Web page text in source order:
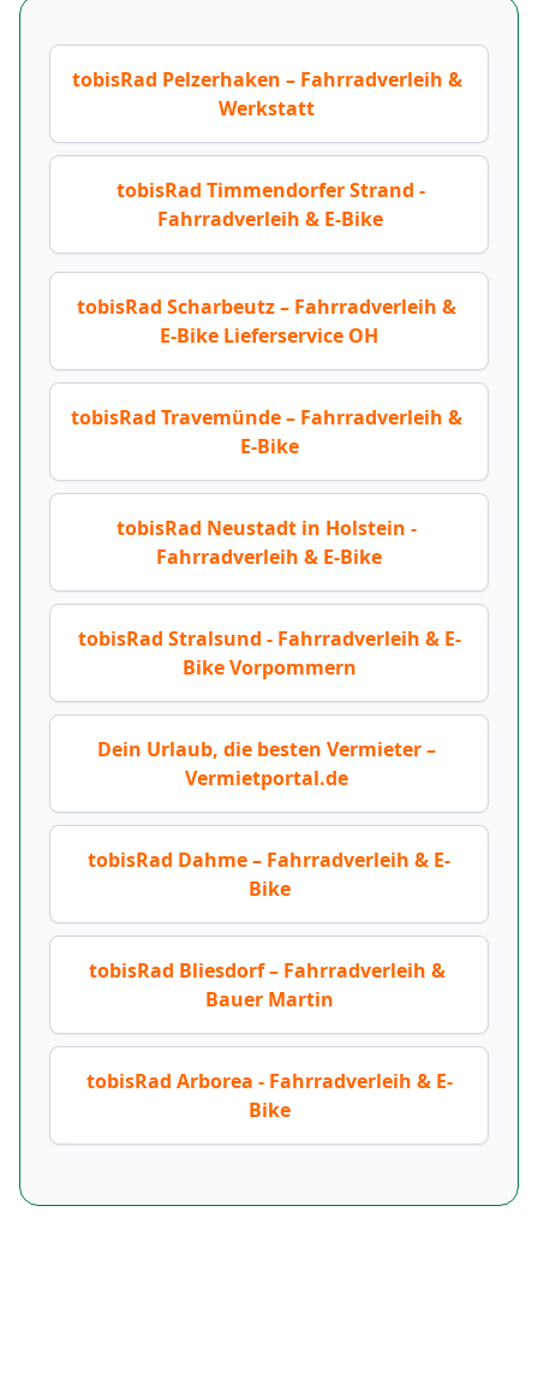
tobisRad Pelzerhaken – Fahrradverleih &
Werkstatt
tobisRad Timmendorfer Strand -
Fahrradverleih & E-Bike
tobisRad Scharbeutz – Fahrradverleih &
E-Bike Lieferservice OH
tobisRad Travemünde – Fahrradverleih &
E-Bike
tobisRad Neustadt in Holstein -
Fahrradverleih & E-Bike
tobisRad Stralsund - Fahrradverleih & E-
Bike Vorpommern
Dein Urlaub, die besten Vermieter –
Vermietportal.de
tobisRad Dahme – Fahrradverleih & E-
Bike
tobisRad Bliesdorf – Fahrradverleih &
Bauer Martin
tobisRad Arborea - Fahrradverleih & E-
Bike